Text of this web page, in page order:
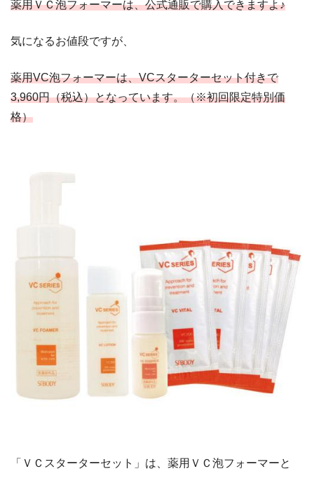
薬用ＶＣ泡フォーマーは、公式通販で購入できますよ♪
気になるお値段ですが、
薬用VC泡フォーマーは、VCスターターセット付きで
3,960円（税込）となっています。（※初回限定特別価
格）
「ＶＣスターターセット」は、薬用ＶＣ泡フォーマーと